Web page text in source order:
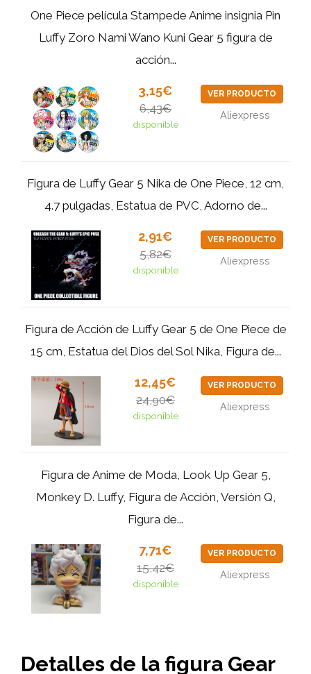
One Piece película Stampede Anime insignia Pin
Luffy Zoro Nami Wano Kuni Gear 5 figura de
acción...
3,15€
6,43€
disponible
VER PRODUCTO
Aliexpress
Figura de Luffy Gear 5 Nika de One Piece, 12 cm,
4.7 pulgadas, Estatua de PVC, Adorno de...
2,91€
5,82€
disponible
VER PRODUCTO
Aliexpress
Figura de Acción de Luffy Gear 5 de One Piece de
15 cm, Estatua del Dios del Sol Nika, Figura de...
12,45€
24,90€
disponible
VER PRODUCTO
Aliexpress
Figura de Anime de Moda, Look Up Gear 5,
Monkey D. Luffy, Figura de Acción, Versión Q,
Figura de...
7,71€
15,42€
disponible
VER PRODUCTO
Aliexpress
Detalles de la figura Gear